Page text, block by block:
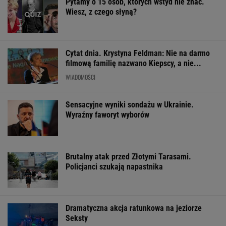
Wiesz, z czego słyną?
Cytat dnia. Krystyna Feldman: Nie na darmo
filmową familię nazwano Kiepscy, a nie...
WIADOMOŚCI
Sensacyjne wyniki sondażu w Ukrainie.
Wyraźny faworyt wyborów
Brutalny atak przed Złotymi Tarasami.
Policjanci szukają napastnika
Dramatyczna akcja ratunkowa na jeziorze
Seksty